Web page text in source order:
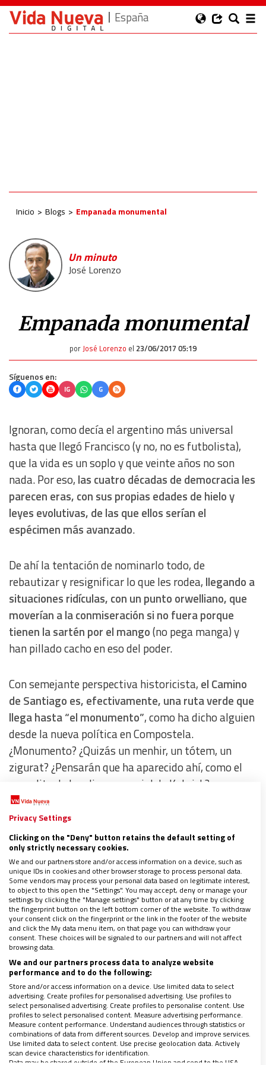
España
Inicio Blogs Empanada monumental
Un minuto
José Lorenzo
Empanada monumental
porJosé Lorenzo el 23/06/2017 05:19
Síguenos en:
IG G
Ignoran, como decía el argentino más universal
hasta que llegó Francisco (y no, no es futbolista),
que la vida es un soplo y que veinte años no son
nada. Por eso, las cuatro décadas de democracia les
parecen eras, con sus propias edades de hielo y
leyes evolutivas, de las que ellos serían el
espécimen más avanzado.
De ahí la tentación de nominarlo todo, de
rebautizar y resignificar lo que les rodea, llegando a
situaciones ridículas, con un punto orwelliano, que
moverían a la conmiseración si no fuera porque
tienen la sartén por el mango(no pega manga) y
han pillado cacho en eso del poder.
Con semejante perspectiva historicista, el Camino
de Santiago es, efectivamente, una ruta verde que
llega hasta “el monumento”, como ha dicho alguien
desde la nueva política en Compostela.
¿Monumento? ¿Quizás un menhir, un tótem, un
zigurat? ¿Pensarán que ha aparecido ahí, como el
monolito de la odisea espacial de Kubrick?
Andan lastimosos en la capital gallega, con el
ánimo orvallado porque,a poco que se despisten,
les precintan el botafumeiro hasta que pase la
prueba de emisión de gases. Más allá de que “el
monumento” sea uno de los motores económicos de
la zona y un poderoso imán que aún atrae la fe de
muchos y la curiosidad de no pocos,en 2018 hará
1.200 años(una burrada de eras al cambio actual)
que empezó a propagarse la noticia de la llegada del
apóstol Santiago a aquellos confines.
Dicen que una estrella alumbraba el lugar. Así
empezó todo. Hoy,de aquel sistema circulatorio que
bombeó el mensaje de Jesúsy llevó la luz de la
cultura a una época de tinieblas, esparciendo el
Privacy Settings
Clicking on the "Deny" button retains the default setting of
only strictly necessary cookies.
We and our partners store and/or access information on a device, such as
unique IDs in cookies and other browser storage to process personal data.
Some vendors may process your personal data based on legitimate interest,
to object to this open the "Settings". You may accept, deny or manage your
settings by clicking the "Manage settings" button or at any time by clicking
the fingerprint button on the left bottom corner of the website. To withdraw
your consent click on the fingerprint or the link in the footer of the website
and click the My data menu item, on that page you can withdraw your
consent. These choices will be signaled to our partners and will not affect
browsing data.
We and our partners process data to analyze website
performance and to do the following:
Store and/or access information on a device. Use limited data to select
advertising. Create profiles for personalised advertising. Use profiles to
select personalised advertising. Create profiles to personalise content. Use
profiles to select personalised content. Measure advertising performance.
Measure content performance. Understand audiences through statistics or
combinations of data from different sources. Develop and improve services.
Use limited data to select content. Use precise geolocation data. Actively
scan device characteristics for identification.
Data may be shared outside of the European Union and send to the USA.